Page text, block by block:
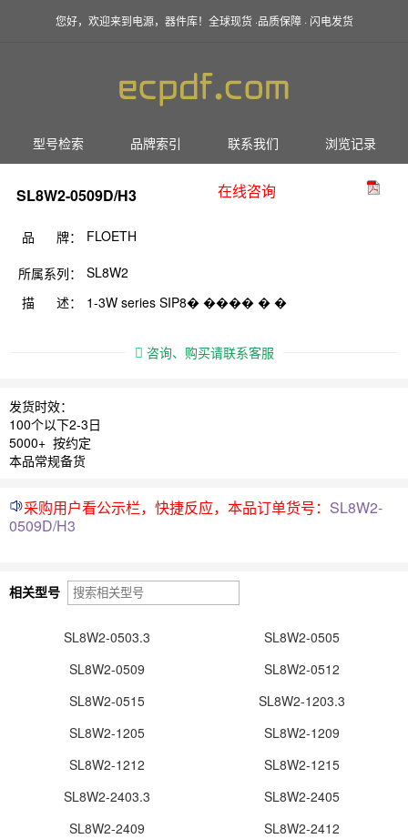
您好，欢迎来到电源，器件库！全球现货 ·品质保障 · 闪电发货
型号检索 品牌索引 联系我们 浏览记录
SL8W2-0509D/H3 在线咨询
品 牌： FLOETH
所属系列：
SL8W2
描 述：
1-3W series SIP8� ���� � �
咨询、购买请联系客服
发货时效：
100个以下2-3日
5000+ 按约定
本品常规备货
采购用户看公示栏，快捷反应，本品订单货号： SL8W2-
0509D/H3
相关型号
SL8W2-0503.3
SL8W2-0505
SL8W2-0509
SL8W2-0512
SL8W2-0515
SL8W2-1203.3
SL8W2-1205
SL8W2-1209
SL8W2-1212
SL8W2-1215
SL8W2-2403.3
SL8W2-2405
SL8W2-2409
SL8W2-2412